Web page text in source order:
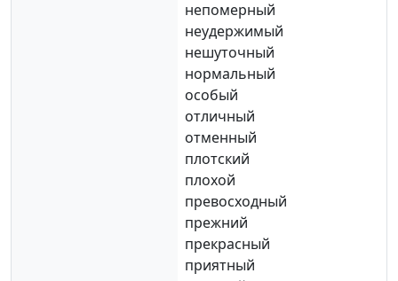
непомерный
неудержимый
нешуточный
нормальный
особый
отличный
отменный
плотский
плохой
превосходный
прежний
прекрасный
приятный